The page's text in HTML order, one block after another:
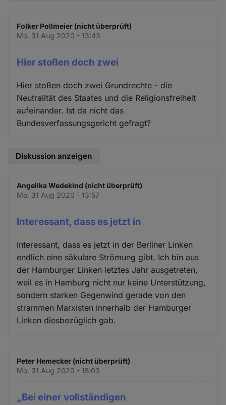
Folker Pollmeier (nicht überprüft)
Mo. 31 Aug 2020 - 13:43
Hier stoßen doch zwei
Hier stoßen doch zwei Grundrechte - die
Neutralität des Staates und die Religionsfreiheit
aufeinander. Ist da nicht das
Bundesverfassungsgericht gefragt?
Diskussion anzeigen
Angelika Wedekind (nicht überprüft)
Mo. 31 Aug 2020 - 13:57
Interessant, dass es jetzt in
Interessant, dass es jetzt in der Berliner Linken
endlich eine säkulare Strömung gibt. Ich bin aus
der Hamburger Linken letztes Jahr ausgetreten,
weil es in Hamburg nicht nur keine Unterstützung,
sondern starken Gegenwind gerade von den
strammen Marxisten innerhalb der Hamburger
Linken diesbezüglich gab.
Peter Hemecker (nicht überprüft)
Mo. 31 Aug 2020 - 15:03
„Bei einer vollständigen